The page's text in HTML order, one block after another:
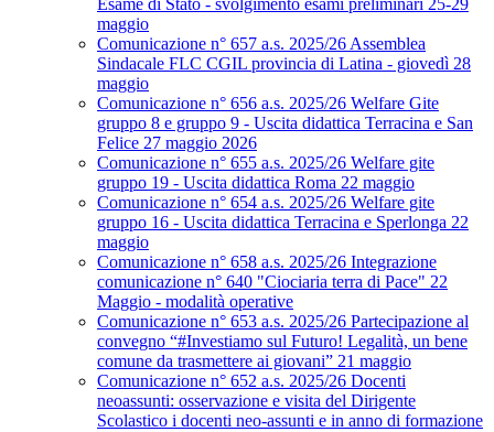
Esame di Stato - svolgimento esami preliminari 25-29
maggio
Comunicazione n° 657 a.s. 2025/26 Assemblea
Sindacale FLC CGIL provincia di Latina - giovedì 28
maggio
Comunicazione n° 656 a.s. 2025/26 Welfare Gite
gruppo 8 e gruppo 9 - Uscita didattica Terracina e San
Felice 27 maggio 2026
Comunicazione n° 655 a.s. 2025/26 Welfare gite
gruppo 19 - Uscita didattica Roma 22 maggio
Comunicazione n° 654 a.s. 2025/26 Welfare gite
gruppo 16 - Uscita didattica Terracina e Sperlonga 22
maggio
Comunicazione n° 658 a.s. 2025/26 Integrazione
comunicazione n° 640 "Ciociaria terra di Pace" 22
Maggio - modalità operative
Comunicazione n° 653 a.s. 2025/26 Partecipazione al
convegno “#Investiamo sul Futuro! Legalità, un bene
comune da trasmettere ai giovani” 21 maggio
Comunicazione n° 652 a.s. 2025/26 Docenti
neoassunti: osservazione e visita del Dirigente
Scolastico i docenti neo-assunti e in anno di formazione